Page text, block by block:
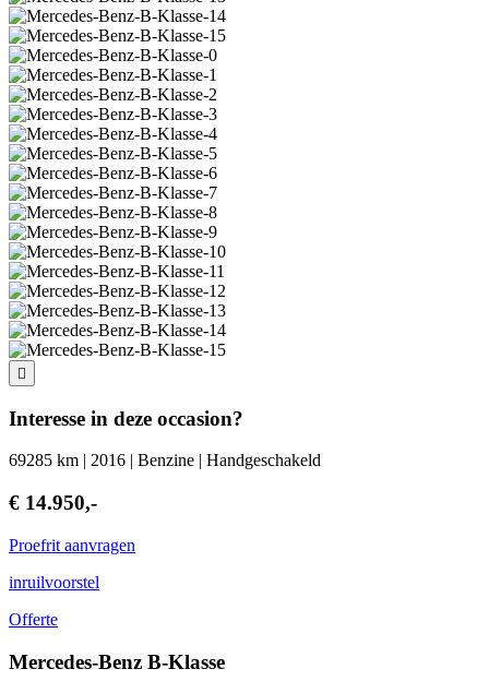
Interesse in deze occasion?
69285 km | 2016 | Benzine | Handgeschakeld
€ 14.950,-
Proefrit aanvragen
inruilvoorstel
Offerte
Mercedes-Benz B-Klasse